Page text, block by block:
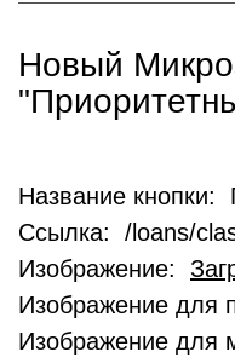
Новый
Название кнопки:
Ссылка: /loans/
Изображение:
Изображение для
Изображение для